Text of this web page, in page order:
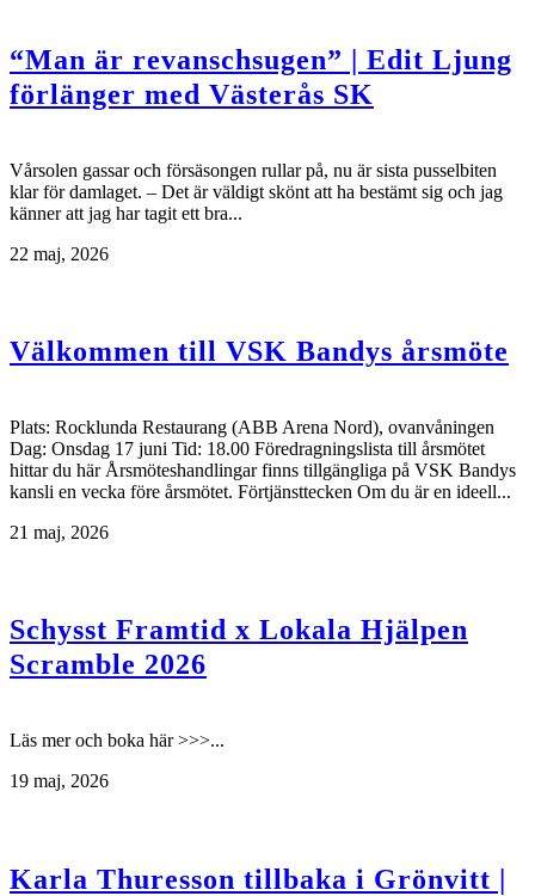
“Man är revanschsugen” | Edit Ljung
förlänger med Västerås SK
Vårsolen gassar och försäsongen rullar på, nu är sista pusselbiten
klar för damlaget. – Det är väldigt skönt att ha bestämt sig och jag
känner att jag har tagit ett bra...
22 maj, 2026
Välkommen till VSK Bandys årsmöte
Plats: Rocklunda Restaurang (ABB Arena Nord), ovanvåningen
Dag: Onsdag 17 juni Tid: 18.00 Föredragningslista till årsmötet
hittar du här Årsmöteshandlingar finns tillgängliga på VSK Bandys
kansli en vecka före årsmötet. Förtjänsttecken Om du är en ideell...
21 maj, 2026
Schysst Framtid x Lokala Hjälpen
Scramble 2026
Läs mer och boka här >>>...
19 maj, 2026
Karla Thuresson tillbaka i Grönvitt |